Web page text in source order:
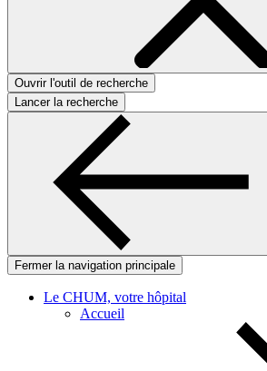
Ouvrir l'outil de recherche
Lancer la recherche
Fermer la navigation principale
Le CHUM, votre hôpital
Accueil